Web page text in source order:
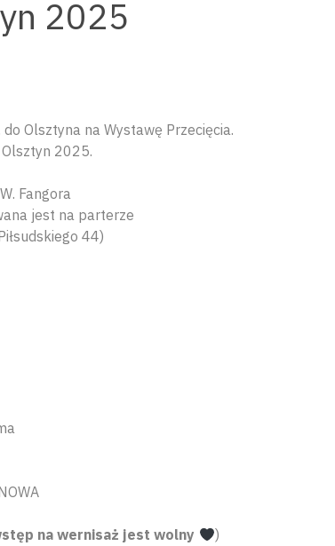
2025
Olsztyna na Wystawę Przecięcia.
2025.
Fangora
jest na parterze
44)
na wernisaż jest wolny )